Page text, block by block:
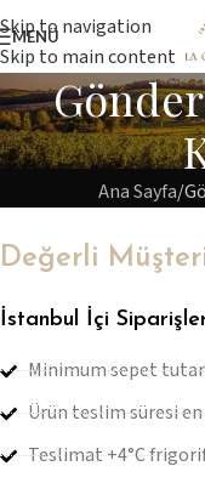
Skip to navigation
Skip to main content
MENÜ
Ana Sayfa
Değerli
İstanbul İçi
Minimum sepet
Ürün teslim süresi en
Teslimat +4°C